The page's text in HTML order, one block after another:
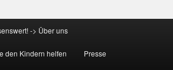
-> Über uns
den Kindern helfen Presse